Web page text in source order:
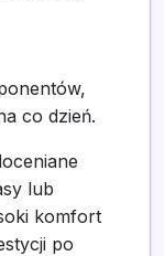
co dzień.
lub
komfort
po